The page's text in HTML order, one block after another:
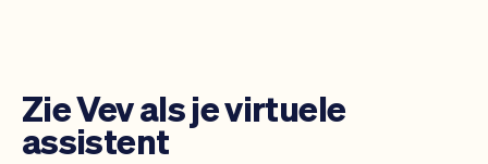
Zie Vev als je virtuele
assistent